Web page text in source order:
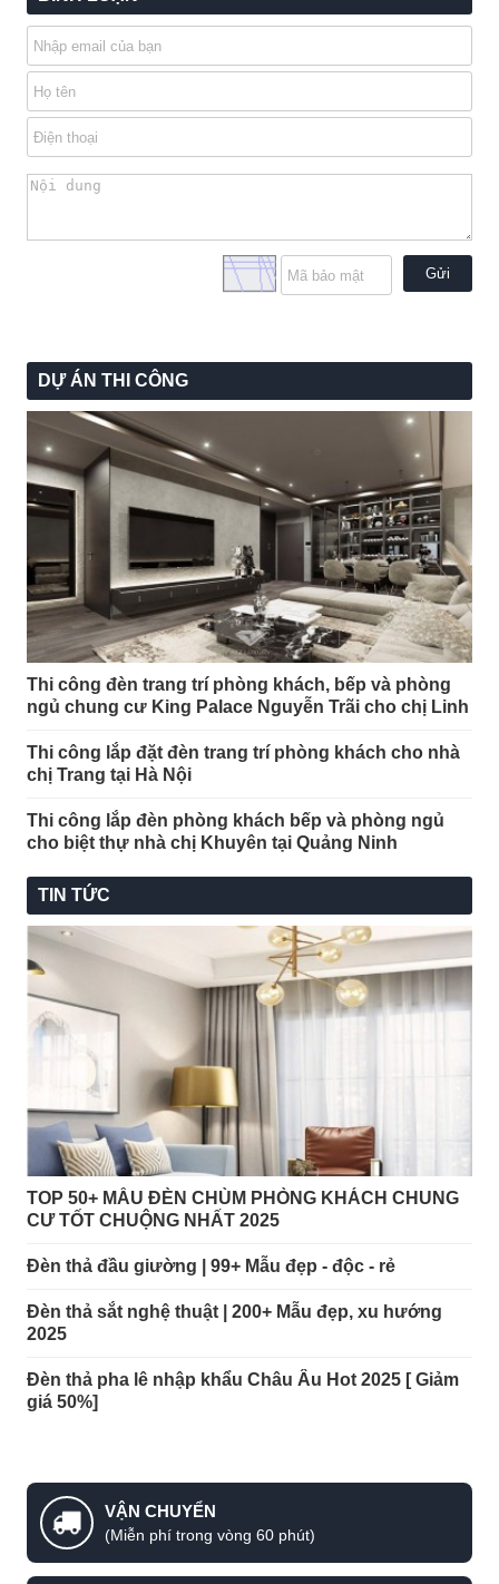
Gửi
DỰ ÁN THI CÔNG
Thi công đèn trang trí phòng khách, bếp và phòng
ngủ chung cư King Palace Nguyễn Trãi cho chị Linh
Thi công lắp đặt đèn trang trí phòng khách cho nhà
chị Trang tại Hà Nội
Thi công lắp đèn phòng khách bếp và phòng ngủ
cho biệt thự nhà chị Khuyên tại Quảng Ninh
TIN TỨC
TOP 50+ MẪU ĐÈN CHÙM PHÒNG KHÁCH CHUNG
CƯ TỐT CHUỘNG NHẤT 2025
Đèn thả đầu giường | 99+ Mẫu đẹp - độc - rẻ
Đèn thả sắt nghệ thuật | 200+ Mẫu đẹp, xu hướng
2025
Đèn thả pha lê nhập khẩu Châu Âu Hot 2025 [ Giảm
giá 50%]
VẬN CHUYỂN
(Miễn phí trong vòng 60 phút)